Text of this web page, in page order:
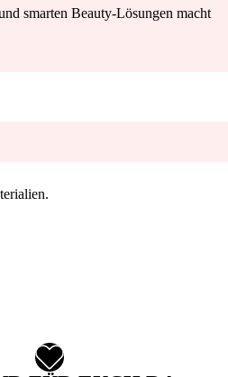
smarten Beauty-Lösungen macht